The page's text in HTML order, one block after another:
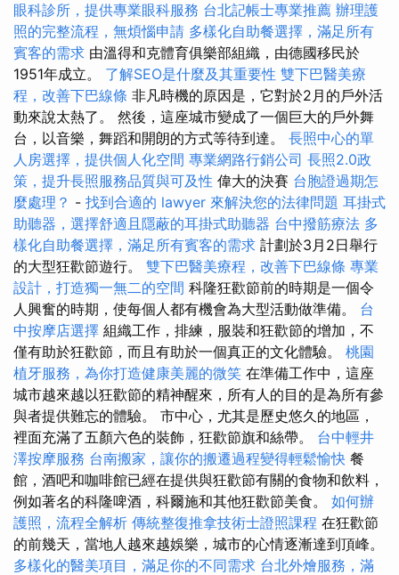
眼科診所，提供專業眼科服務 台北記帳士專業推薦 辦理護
照的完整流程，無煩惱申請 多樣化自助餐選擇，滿足所有
賓客的需求 由溫得和克體育俱樂部組織，由德國移民於
1951年成立。 了解SEO是什麼及其重要性 雙下巴醫美療
程，改善下巴線條 非凡時機的原因是，它對於2月的戶外活
動來說太熱了。 然後，這座城市變成了一個巨大的戶外舞
台，以音樂，舞蹈和開朗的方式等待到達。 長照中心的單
人房選擇，提供個人化空間 專業網路行銷公司 長照2.0政
策，提升長照服務品質與可及性 偉大的決賽 台胞證過期怎
麼處理？ - 找到合適的 lawyer 來解決您的法律問題 耳掛式
助聽器，選擇舒適且隱蔽的耳掛式助聽器 台中撥筋療法 多
樣化自助餐選擇，滿足所有賓客的需求 計劃於3月2日舉行
的大型狂歡節遊行。 雙下巴醫美療程，改善下巴線條 專業
設計，打造獨一無二的空間 科隆狂歡節前的時期是一個令
人興奮的時期，使每個人都有機會為大型活動做準備。 台
中按摩店選擇 組織工作，排練，服裝和狂歡節的增加，不
僅有助於狂歡節，而且有助於一個真正的文化體驗。 桃園
植牙服務，為你打造健康美麗的微笑 在準備工作中，這座
城市越來越以狂歡節的精神醒來，所有人的目的是為所有參
與者提供難忘的體驗。 市中心，尤其是歷史悠久的地區，
裡面充滿了五顏六色的裝飾，狂歡節旗和絲帶。 台中輕井
澤按摩服務 台南搬家，讓你的搬遷過程變得輕鬆愉快 餐
館，酒吧和咖啡館已經在提供與狂歡節有關的食物和飲料，
例如著名的科隆啤酒，科爾施和其他狂歡節美食。 如何辦
護照，流程全解析 傳統整復推拿技術士證照課程 在狂歡節
的前幾天，當地人越來越娛樂，城市的心情逐漸達到頂峰。
多樣化的醫美項目，滿足你的不同需求 台北外燴服務，滿